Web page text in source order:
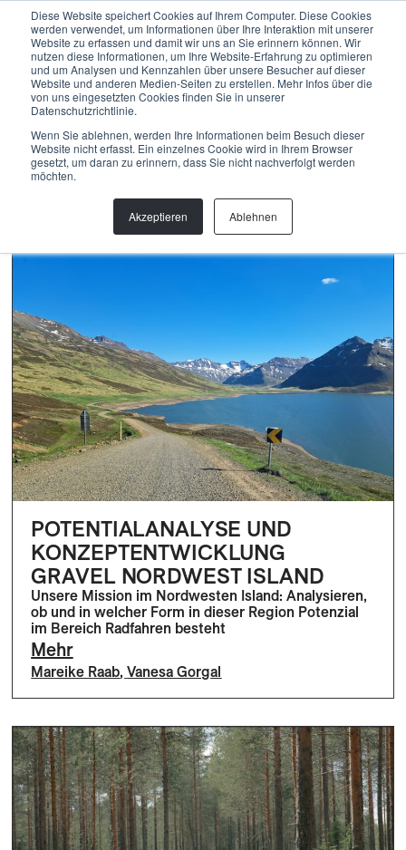
Diese Website speichert Cookies auf Ihrem Computer. Diese Cookies
werden verwendet, um Informationen über Ihre Interaktion mit unserer
Website zu erfassen und damit wir uns an Sie erinnern können. Wir
nutzen diese Informationen, um Ihre Website-Erfahrung zu optimieren
und um Analysen und Kennzahlen über unsere Besucher auf dieser
Website und anderen Medien-Seiten zu erstellen. Mehr Infos über die
von uns eingesetzten Cookies finden Sie in unserer
Datenschutzrichtlinie.
Wenn Sie ablehnen, werden Ihre Informationen beim Besuch dieser
Website nicht erfasst. Ein einzelnes Cookie wird in Ihrem Browser
gesetzt, um daran zu erinnern, dass Sie nicht nachverfolgt werden
möchten.
Akzeptieren Ablehnen
Menu
MAREIKE RAAB
POTENTIALANALYSE UND
KONZEPTENTWICKLUNG
GRAVEL NORDWEST ISLAND
Unsere Mission im Nordwesten Island: Analysieren,
ob und in welcher Form in dieser Region Potenzial
im Bereich Radfahren besteht
Mehr
Mareike Raab,Vanesa Gorgal